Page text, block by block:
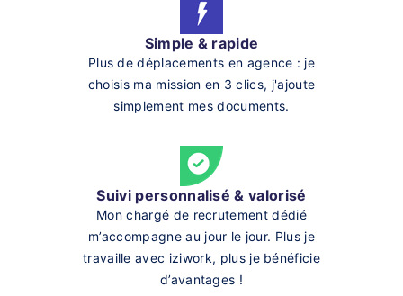
Simple & rapide
Plus de déplacements en agence : je
choisis ma mission en 3 clics, j'ajoute
simplement mes documents.
Suivi personnalisé & valorisé
Mon chargé de recrutement dédié
m’accompagne au jour le jour. Plus je
travaille avec iziwork, plus je bénéficie
d’avantages !